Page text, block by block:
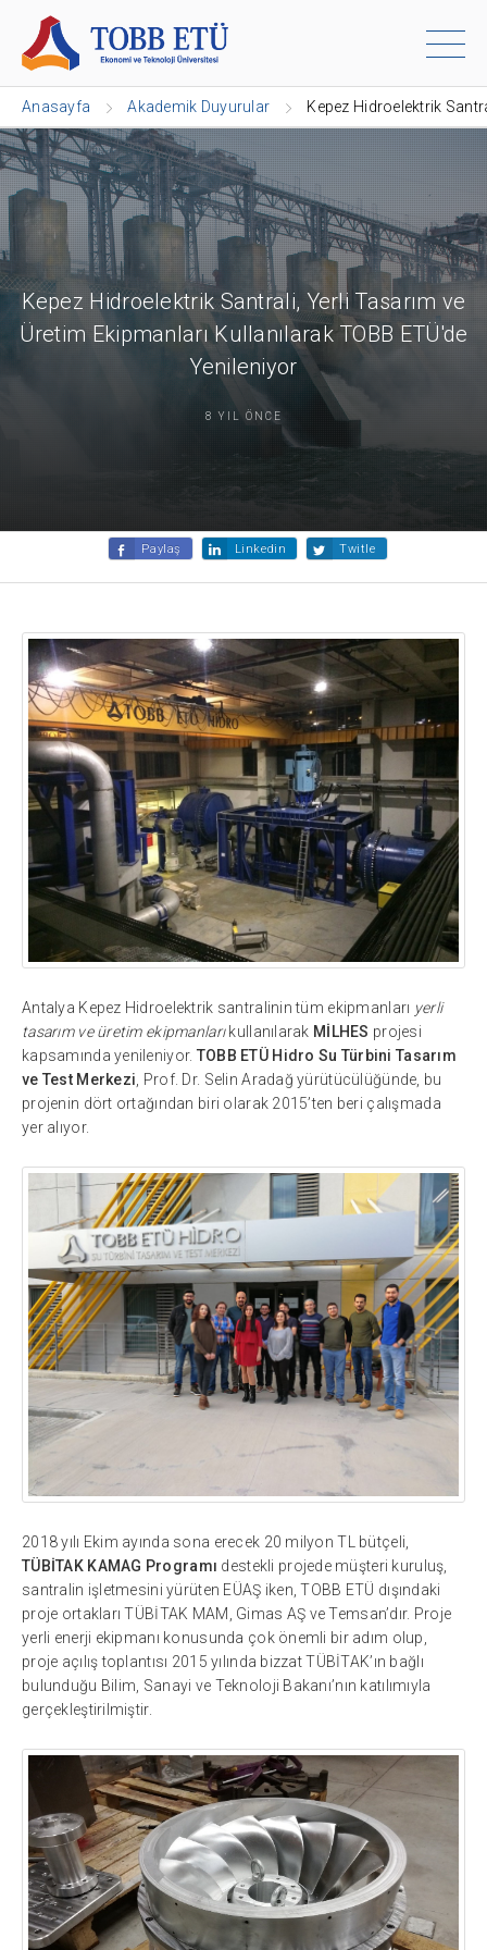
Anasayfa Akademik Duyurular Kepez Hidroelektrik
Kepez Hidroelektrik Santrali, Yerli Tasarım ve
Üretim Ekipmanları Kullanılarak TOBB ETÜ'de
Yenileniyor
8 YIL ÖNCE
Paylaş Linkedin Twitle
Antalya Kepez Hidroelektrik santralinin tüm ekipmanları yerli
tasarım ve üretim ekipmanlarıkullanılarak MİLHES projesi
kapsamında yenileniyor. TOBB ETÜ Hidro Su Türbini Tasarım
ve Test Merkezi , Prof. Dr. Selin Aradağ yürütücülüğünde, bu
projenin dört ortağından biri olarak 2015’ten beri çalışmada
yer alıyor.
2018 yılı Ekim ayında sona erecek 20 milyon TL bütçeli,
TÜBİTAK KAMAG Programı destekli projede müşteri kuruluş,
santralin işletmesini yürüten EÜAŞ iken, TOBB ETÜ dışındaki
proje ortakları TÜBİTAK MAM, Gimas AŞ ve Temsan’dır. Proje
yerli enerji ekipmanı konusunda çok önemli bir adım olup,
proje açılış toplantısı 2015 yılında bizzat TÜBİTAK’ın bağlı
bulunduğu Bilim, Sanayi ve Teknoloji Bakanı’nın katılımıyla
gerçekleştirilmiştir.